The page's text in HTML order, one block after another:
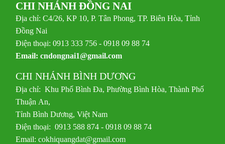
CHI NHÁNH ĐỒNG NAI
Địa chỉ: C4/26, KP 10, P. Tân Phong, TP. Biên Hòa, Tỉnh
Đồng Nai
Điện thoại: 0913 333 756 - 0918 09 88 74
Email:cndongnai1@gmail.com
CHI NHÁNH BÌNH DƯƠNG
Địa chỉ: Khu Phố Bình Đa, Phường Bình Hòa, Thành Phố
Thuận An,
Tỉnh Bình Dương, Việt Nam
Điện thoại: 0913 588 874 - 0918 09 88 74
Email:cokhiquangdat@gmail.com